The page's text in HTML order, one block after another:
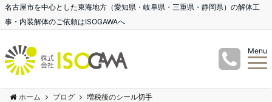
名古屋市を中心とした東海地方（愛知県・岐阜県・三重県・静岡県）の解体工
事・内装解体のご依頼はISOGAWAへ
Menu
ホーム ブログ 増税後のシール切手